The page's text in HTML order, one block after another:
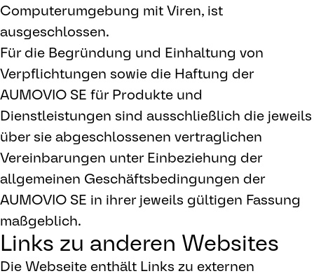
Computerumgebung mit Viren, ist
ausgeschlossen.
Für die Begründung und Einhaltung von
Verpflichtungen sowie die Haftung der
AUMOVIO SE für Produkte und
Dienstleistungen sind ausschließlich die jeweils
über sie abgeschlossenen vertraglichen
Vereinbarungen unter Einbeziehung der
allgemeinen Geschäftsbedingungen der
AUMOVIO SE in ihrer jeweils gültigen Fassung
maßgeblich.
Links zu anderen Websites
Die Webseite enthält Links zu externen